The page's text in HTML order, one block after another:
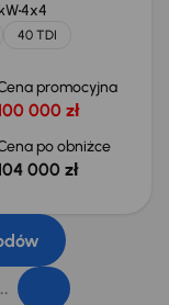
4x4
40 TDI
promocyjna
000 zł
po obniżce
000 zł